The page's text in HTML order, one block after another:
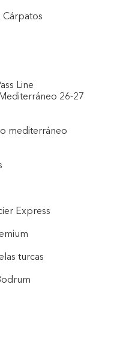
Cárpatos
Line
26-27
mediterráneo
Express
turcas